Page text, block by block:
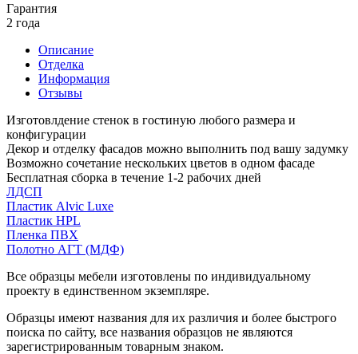
Гарантия
2 года
Описание
Отделка
Информация
Отзывы
Изготовлдение стенок в гостиную любого размера и
конфигурации
Декор и отделку фасадов можно выполнить под вашу задумку
Возможно сочетание нескольких цветов в одном фасаде
Бесплатная сборка в течение 1-2 рабочих дней
ЛДСП
Пластик Alvic Luxe
Пластик HPL
Пленка ПВХ
Полотно АГТ (МДФ)
Все образцы мебели изготовлены по индивидуальному
проекту в единственном экземпляре.
Образцы имеют названия для их различия и более быстрого
поиска по сайту, все названия образцов не являются
зарегистрированным товарным знаком.